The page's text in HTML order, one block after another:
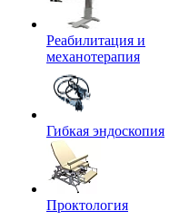
Реабилитация и
механотерапия
Гибкая эндоскопия
Проктология